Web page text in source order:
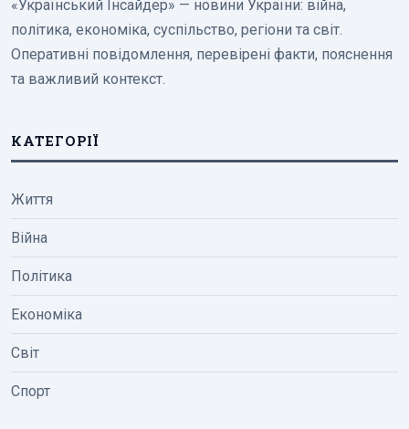
«Український Інсайдер» — новини України: війна,
політика, економіка, суспільство, регіони та світ.
Оперативні повідомлення, перевірені факти, пояснення
та важливий контекст.
КАТЕГОРІЇ
Життя
Війна
Політика
Економіка
Світ
Спорт